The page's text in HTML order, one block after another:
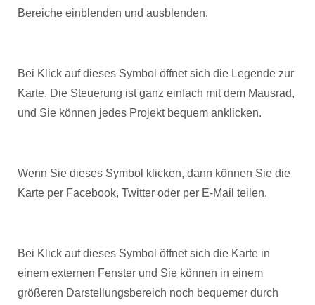
Bereiche einblenden und ausblenden.
Bei Klick auf dieses Symbol öffnet sich die Legende zur
Karte. Die Steuerung ist ganz einfach mit dem Mausrad,
und Sie können jedes Projekt bequem anklicken.
Wenn Sie dieses Symbol klicken, dann können Sie die
Karte per Facebook, Twitter oder per E-Mail teilen.
Bei Klick auf dieses Symbol öffnet sich die Karte in
einem externen Fenster und Sie können in einem
größeren Darstellungsbereich noch bequemer durch